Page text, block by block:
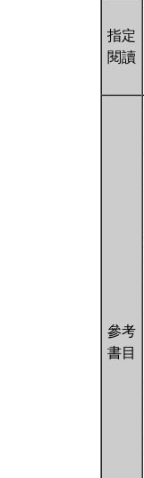
指定
閱讀
參考
書目